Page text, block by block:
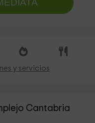
y servicios
Cantabria